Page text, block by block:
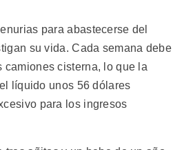
para abastecerse del
su vida. Cada semana debe
camiones cisterna, lo que la
líquido unos 56 dólares
para los ingresos